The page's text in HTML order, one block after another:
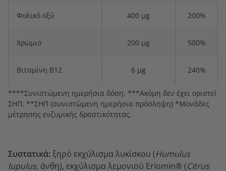
Φολικό οξύ 400 μg 200%
Χρώμιο 200 μg 500%
Βιταμίνη B12 6 μg 240%
****Συνιστώμενη ημερήσια δόση. ***Ακόμη δεν έχει οριστεί
ΣΗΠ. **ΣΗΠ (συνιστώμενη ημερήσια πρόσληψη) *Μονάδες
μέτρησης ενζυμικής δραστικότητας.
Συστατικά: ξηρό εκχύλισμα λυκίσκου (Humulus
lupulus, άνθη), εκχύλισμα λεμονιού Eriomin® (Citrus